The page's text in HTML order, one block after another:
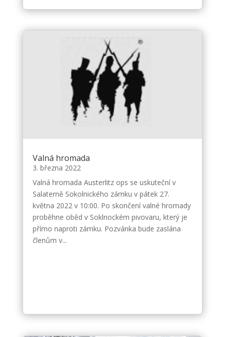
Valná hromada
3. března 2022
Valná hromada Austerlitz ops se uskuteční v
Salaterně Sokolnického zámku v pátek 27.
května 2022 v 10:00. Po skončení valné hromady
proběhne oběd v Soklnockém pivovaru, který je
přímo naproti zámku. Pozvánka bude zaslána
členům v...